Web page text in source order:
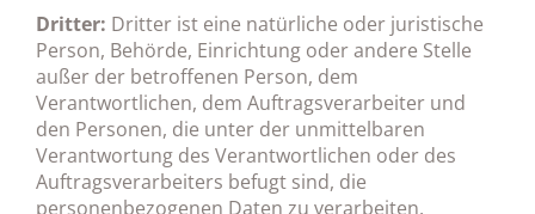
Dritter: Dritter ist eine natürliche oder juristische
Person, Behörde, Einrichtung oder andere Stelle
außer der betroffenen Person, dem
Verantwortlichen, dem Auftragsverarbeiter und
den Personen, die unter der unmittelbaren
Verantwortung des Verantwortlichen oder des
Auftragsverarbeiters befugt sind, die
personenbezogenen Daten zu verarbeiten.